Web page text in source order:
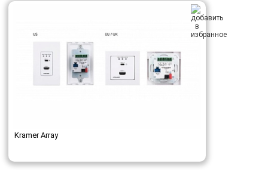
Kramer Array